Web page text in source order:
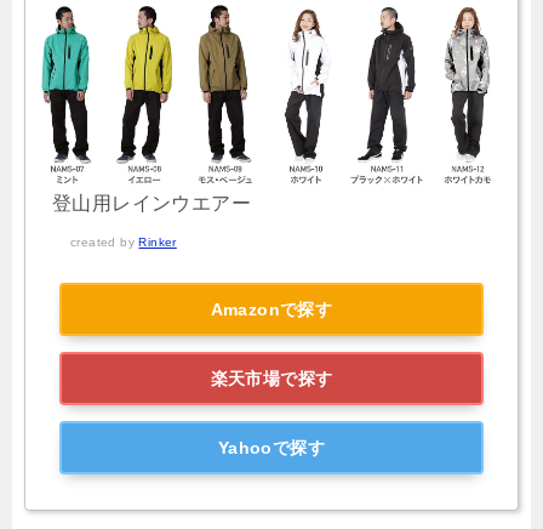
登山用レインウエアー
created by Rinker
Amazonで探す
楽天市場で探す
Yahooで探す